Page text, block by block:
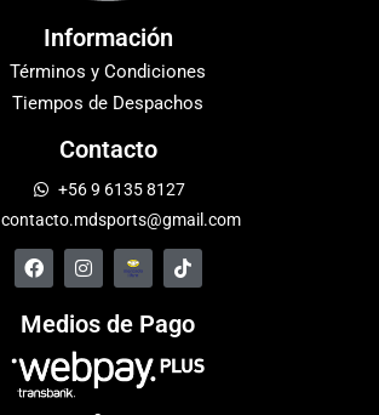
Información
Términos y Condiciones
Tiempos de Despachos
Contacto
+56 9 6135 8127
contacto.mdsports@gmail.com
Medios de Pago